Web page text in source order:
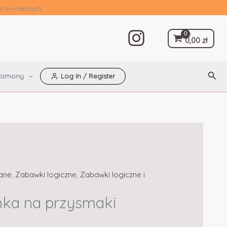
dni roboczych
0,00 zł
Log In / Register
, Zabawki logiczne, Zabawki logiczne i
na przysmaki